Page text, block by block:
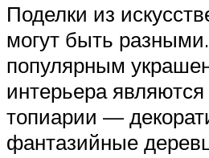
Поделки из
могут быть
популярным
интерьера
топиарии —
фантазийные